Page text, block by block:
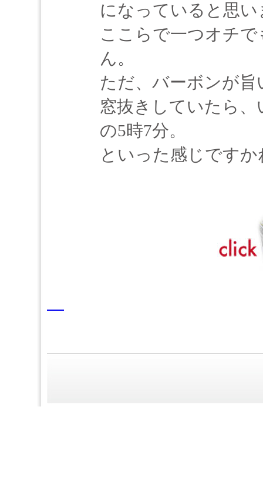
になっていると思い
ここらで一つオチ
ん。
ただ、バーボンが
窓抜きしていたら
の5時7分。
といった感じですか